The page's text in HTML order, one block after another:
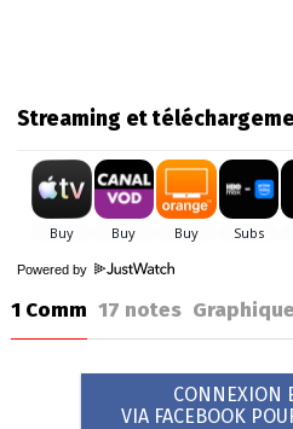
Streaming et
Powered by
1 Comm 17 notes
CONNEXION
VIA FACEBOOK